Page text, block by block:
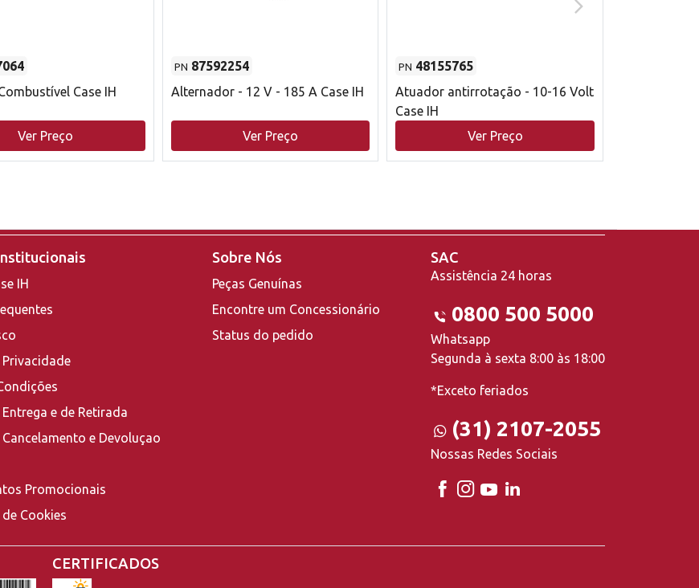
Case IH
Ver Preço
PN 87592254
Alternador - 12 V - 185 A Case IH
Ver Preço
PN 48155765
Atuador antirrotação - 10-16 Volt
Case IH
Ver Preço
IH
e de Retirada
e Devoluçao
Promocionais
Cookies
Sobre Nós
Peças Genuínas
Encontre um Concessionário
Status do pedido
SAC
Assistência 24 horas
0800 500 5000
Whatsapp
Segunda à sexta 8:00 às 18:00
*Exceto feriados
(31) 2107-2055
Nossas Redes Sociais
CERTIFICADOS